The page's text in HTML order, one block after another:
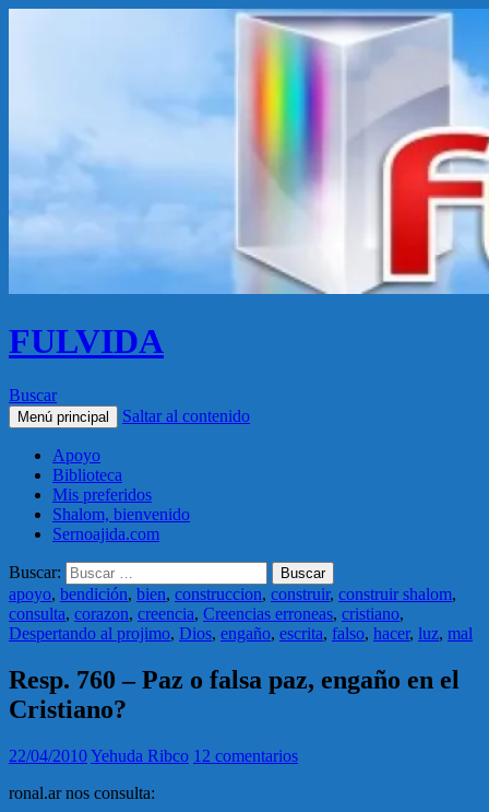
FULVIDA
Buscar
Menú principal Saltar al contenido
Apoyo
Biblioteca
Mis preferidos
Shalom, bienvenido
Sernoajida.com
Buscar:
apoyo, bendición, bien, construccion, construir, construir shalom,
consulta, corazon, creencia, Creencias erroneas, cristiano,
Despertando al projimo, Dios, engaño, escrita, falso, hacer, luz, mal
Resp. 760 – Paz o falsa paz, engaño en el
Cristiano?
22/04/2010Yehuda Ribco 12 comentarios
ronal.ar nos consulta: